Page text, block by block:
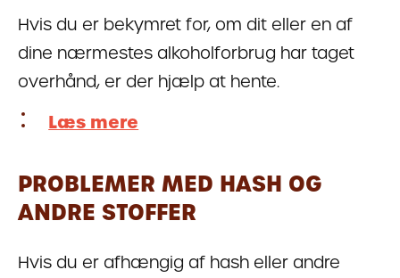
Hvis du er bekymret for, om dit eller en af
dine nærmestes alkoholforbrug har taget
overhånd, er der hjælp at hente.
Læs mere
PROBLEMER MED HASH OG
ANDRE STOFFER
Hvis du er afhængig af hash eller andre